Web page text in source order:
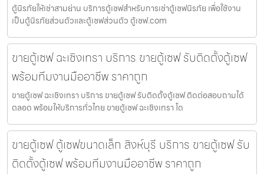
ตู้นิรภัยให้เช่าสามย่าน บริการตู้เซฟสำหรับการเช่าตู้เซฟนิรภัย เพื่อใช้งาน
เป็นตู้นิรภัยส่วนตัวและตู้เซฟส่วนตัว ตู้เซฟ.com
ขายตู้เซฟ ฉะเชิงเทรา บริการ ขายตู้เซฟ รับติดตั้งตู้เซฟ
พร้อมทีมงานมืออาชีพ ราคาถูก
ขายตู้เซฟ ฉะเชิงเทรา บริการ ขายตู้เซฟ รับติดตั้งตู้เซฟ ติดต่อสอบถามได้
ตลอด พร้อมให้บริการทั่วไทย ขายตู้เซฟ ฉะเชิงเทรา โด
ขายตู้เซฟ ตู้เซฟขนาดเล็ก สิงห์บุรี บริการ ขายตู้เซฟ รับ
ติดตั้งตู้เซฟ พร้อมทีมงานมืออาชีพ ราคาถูก